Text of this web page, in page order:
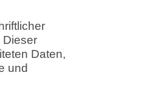
Dieser
Daten,
und